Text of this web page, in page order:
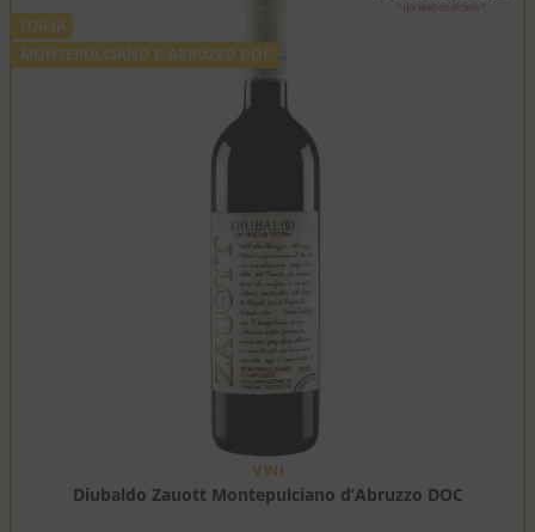
ITALIA
MONTEPULCIANO D'ABRUZZO DOC
VINI
Diubaldo Zauott Montepulciano d’Abruzzo DOC